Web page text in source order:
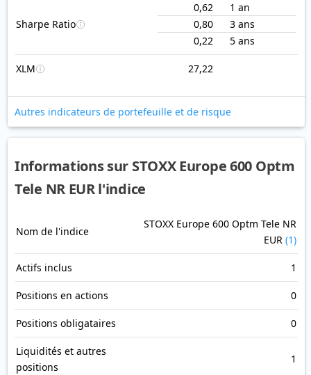
Sharpe Ratio
0,62
1 an
0,80
3 ans
0,22
5 ans
XLM 27,22
Autres indicateurs de portefeuille et de risque
Informations sur STOXX Europe 600 Optm
Tele NR EUR l'indice
Nom de l'indice
STOXX Europe 600 Optm Tele NR
EUR (1)
Actifs inclus 1
Positions en actions 0
Positions obligataires 0
Liquidités et autres
positions
1